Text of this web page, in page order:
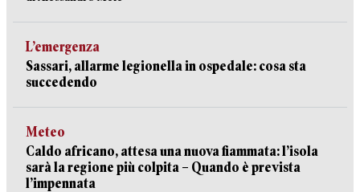
L’emergenza
Sassari, allarme legionella in ospedale: cosa sta
succedendo
Meteo
Caldo africano, attesa una nuova fiammata: l’isola
sarà la regione più colpita – Quando è prevista
l’impennata